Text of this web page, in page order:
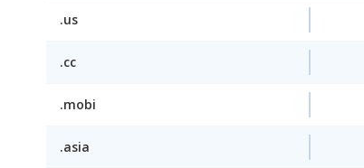
.us
.cc
.mobi
.asia